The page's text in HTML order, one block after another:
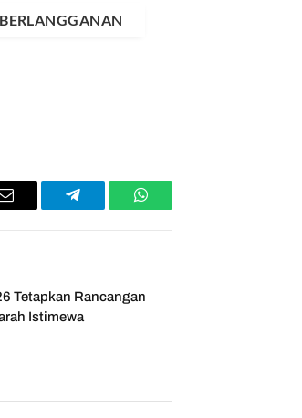
BERLANGGANAN
Email Telegram WhatsApp
Tetapkan Rancangan
Istimewa